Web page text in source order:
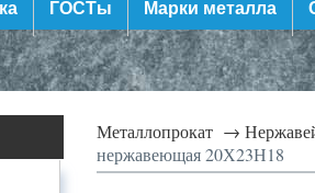
ГОСТы Марки металла
Металлопрокат →
нержавеющая 20Х23Н18